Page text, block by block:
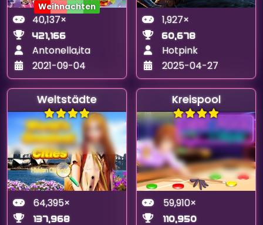
Weihnachten
40,137×
421,166
Antonella,ita
2021-09-04
1,927×
60,678
Hotpink
2025-04-27
Weltstädte
64,395×
137,968
Kreispool
59,910×
110,950